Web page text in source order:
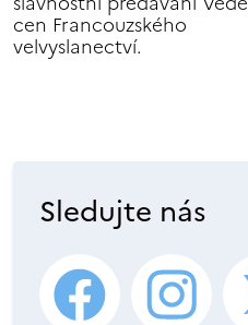
cen Francouzského
velvyslanectví.
Sledujte nás